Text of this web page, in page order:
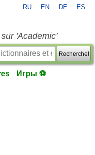
RU EN DE ES
'Academic'
Recherche!
Игры ⚽